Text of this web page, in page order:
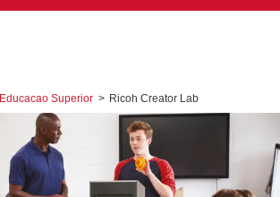
Educacao Superior > Ricoh Creator Lab